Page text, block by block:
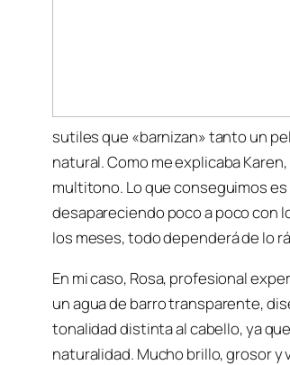
sutiles que «barnizan» tanto un
natural. Como me explicaba
multitono. Lo que conseguimos
desapareciendo poco a poco con
los meses, todo dependerá de lo
En mi caso, Rosa, profesional
un agua de barro transparente,
tonalidad distinta al cabello, ya
naturalidad. Mucho brillo, grosor